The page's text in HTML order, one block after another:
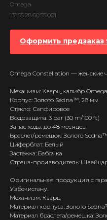
Omega
131.55.28.60.55.001
Оформить
Omega Constellation — женские
Механизм: Кварц, калибр
Корпус: Золото Sedna™, 28 мм
Стекло: Сапфировое
Водозащита: 3 bar (30 m/100 ft)
Запас хода: до 48 месяцев
Браслет/ремешок: Золото
Циферблат: Белый
Застёжка: Бабочка
Страна-производитель:
Оригинальная продукция с
Узбекистану.
Механизм: Кварц
Материал корпуса: Золото
Материал браслета/ремешка: